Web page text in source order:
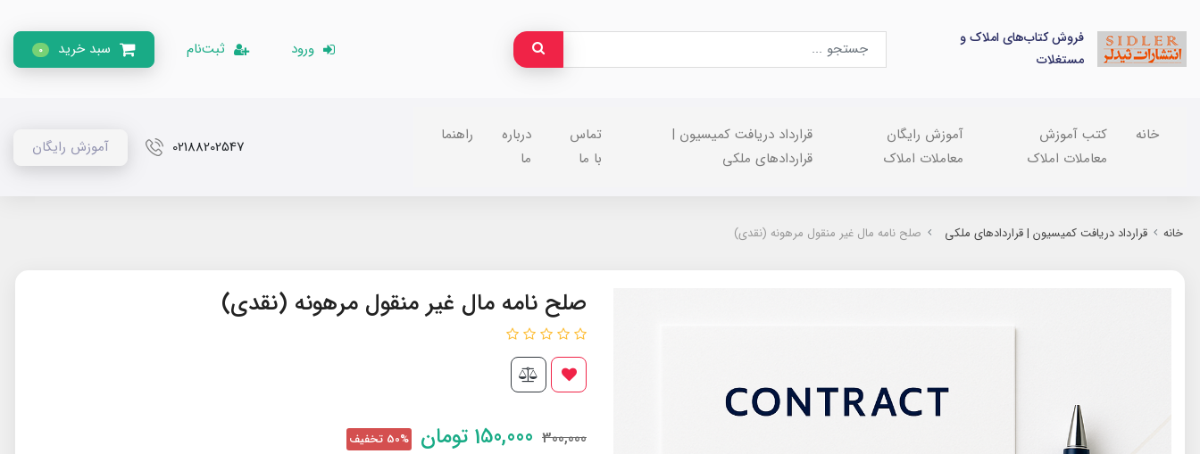
فروش کتاب‌های املاک و
مستغلات
ورود ثبت‌نام سبد خرید 0
خانه
کتب آموزش
معاملات املاک
آموزش رایگان
معاملات املاک
قرارداد دریافت کمیسیون |
قراردادهای ملکی
تماس
با ما
درباره
ما
راهنما
02188202547 آموزش رایگان
خانه قرارداد دریافت کمیسیون | قراردادهای ملکی صلح نامه مال غیر منقول مرهونه (نقدی)
صلح نامه مال غیر منقول مرهونه (نقدی)
300,000
150,000 تومان 50% تخفیف